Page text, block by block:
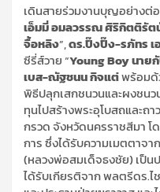
เดินสายร่วมงานบุญอย่างต่
เอ็มมี่ อมลวรรณ ศิริกิตติรัต
จื้อหลิง”,ดร.ปิ๊งปิ๊ง-รภัทร เ
ซีรี่ส์วาย “Young Boy นายกั
เบส-ณัฐชนน กิจแต่พร้อมด้
พิธีปลุกเสกชนวนและผงชน
ทุนไปสร้างพระอุโบสถและถ
กรวด จังหวัดนครราชสีมา โ
การ ซึ่งได้รับความเมตตาจ
(หลวงพ่อสมเด็จธงชัย) เป็น
ได้รับเกียรติจาก พลตรีดร.